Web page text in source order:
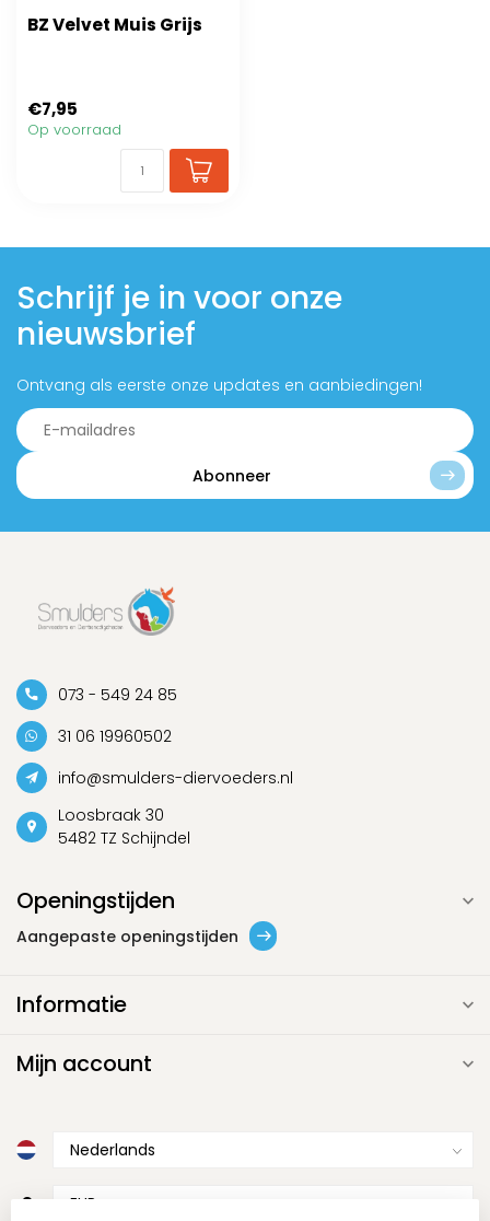
BZ Velvet Muis Grijs
€7,95
Op voorraad
Schrijf je in voor onze
nieuwsbrief
Ontvang als eerste onze updates en aanbiedingen!
Abonneer
073 - 549 24 85
31 06 19960502
info@smulders-diervoeders.nl
Loosbraak 30
5482 TZ Schijndel
Openingstijden
Aangepaste openingstijden
Informatie
Mijn account
€